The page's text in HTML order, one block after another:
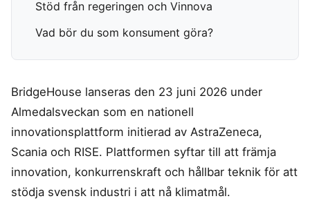
Frysta hamburgare
Dubbelsäng
Ergonomisk
Kudde
SÄKERHET &
ÖVERVAKNING
Övervakningssystem
KONTOR
Ergonomisk
Ergonomisk
Ståmatta
Höj och
skrivbord
KLIMAT
Luftvärmepump
Liten bluetooth högtalare
Partyhögtalare
Soundbar
Subwoofer
TV
Wifi högtalare
MOBIL & TILLBEHÖR
Mobiltelefon
Satellittelefon
MSM
Massagepistol
Stöd från regeringen och Vinnova
Vad bör du som konsument göra?
BridgeHouse lanseras den 23 juni 2026 under
Almedalsveckan som en nationell
innovationsplattform initierad av AstraZeneca,
Scania och RISE. Plattformen syftar till att främja
innovation, konkurrenskraft och hållbar teknik för att
stödja svensk industri i att nå klimatmål.